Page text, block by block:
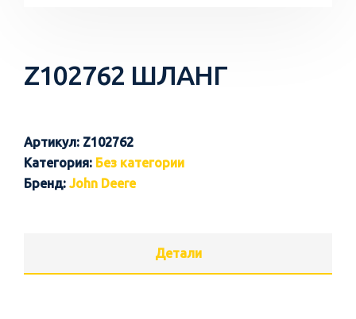
Z102762 ШЛАНГ
Артикул: Z102762
Категория: Без категории
Бренд: John Deere
Детали